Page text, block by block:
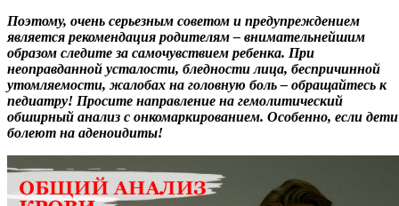
Поэтому, очень серьезным советом и предупреждением
является рекомендация родителям – внимательнейшим
образом следите за самочувствием ребенка. При
неоправданной усталости, бледности лица, беспричинной
утомляемости, жалобах на головную боль – обращайтесь к
педиатру! Просите направление на гемолитический
обширный анализ с онкомаркированием. Особенно, если дети
болеют на аденоидиты!